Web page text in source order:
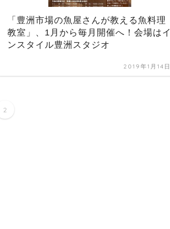
「豊洲市場の魚屋さんが教える魚料理
教室」、1月から毎月開催へ！会場はイ
ンスタイル豊洲スタジオ
2019年1月14日
2